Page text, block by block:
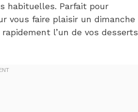
habituelles. Parfait pour
vous faire plaisir un dimanche
l’un de vos desserts